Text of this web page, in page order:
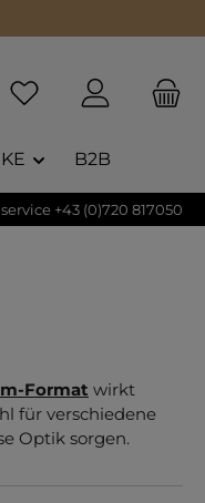
Du hast 0 Produkte
B2B
+43 (0)720 817050
Format wirkt
für verschiedene
Optik sorgen.